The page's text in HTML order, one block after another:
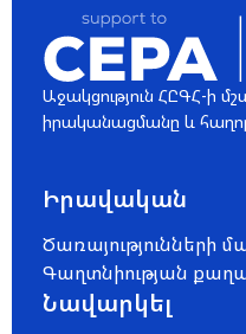
Աջակցություն ՀԸԳՀ-ի
իրականացմանը և
Իրավական
Ծառայությունների
Գաղտնիության
Նավարկել